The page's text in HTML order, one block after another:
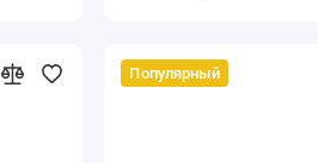
Популярный